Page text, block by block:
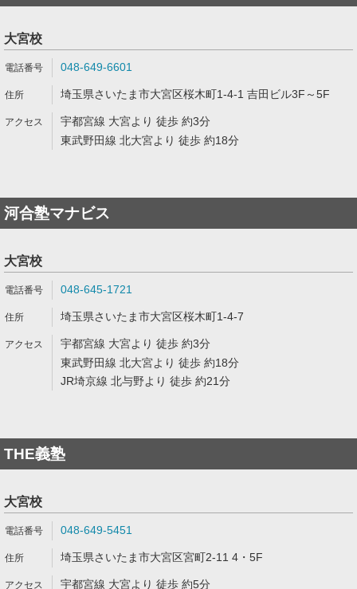
大宮校
048-649-6601
埼玉県さいたま市大宮区桜木町1-4-1 吉田ビル3F～5F
宇都宮線 大宮より 徒歩 約3分
東武野田線 北大宮より 徒歩 約18分
河合塾マナビス
大宮校
048-645-1721
埼玉県さいたま市大宮区桜木町1-4-7
宇都宮線 大宮より 徒歩 約3分
東武野田線 北大宮より 徒歩 約18分
JR埼京線 北与野より 徒歩 約21分
THE義塾
大宮校
048-649-5451
埼玉県さいたま市大宮区宮町2-11 4・5F
宇都宮線 大宮より 徒歩 約5分